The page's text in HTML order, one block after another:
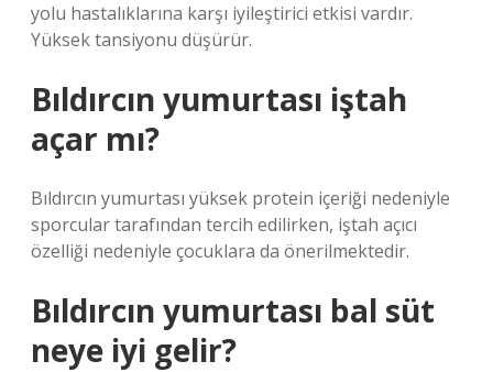
yolu hastalıklarına karşı iyileştirici etkisi vardır.
Yüksek tansiyonu düşürür.
Bıldırcın yumurtası iştah
açar mı?
Bıldırcın yumurtası yüksek protein içeriği nedeniyle
sporcular tarafından tercih edilirken, iştah açıcı
özelliği nedeniyle çocuklara da önerilmektedir.
Bıldırcın yumurtası bal süt
neye iyi gelir?